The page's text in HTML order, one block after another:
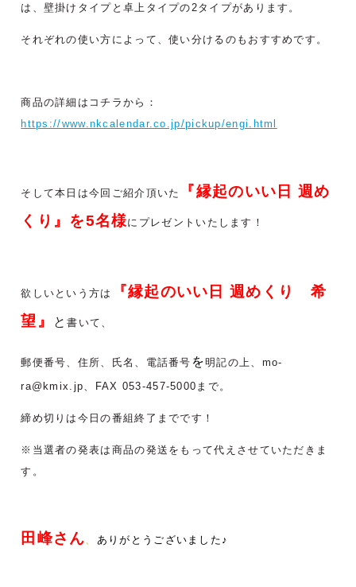
は、 壁掛けタイプと卓上タイプの2タイプがあります。
それぞれの使い方によって、使い分けるのもおすすめです。
商品の詳細はコチラから：
https://www.nkcalendar.co.jp/pickup/engi.html
そして本日は今回ご紹介頂いた
『縁起のいい日 週め
くり』 を5名様にプレゼントいたします！
欲しいという方は
『縁起のいい日 週めくり 希
望 』 と書いて、
郵便番号、住所、氏名、電話番号 を明記の上、mo-
ra@kmix.jp、FAX 053-457-5000まで。
締め切りは今日の番組終了までです！
※当選者の発表は商品の発送をもって代えさせていただきま
す。
田峰さん ありがとうございました♪